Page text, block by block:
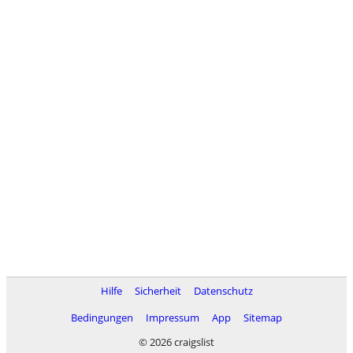
Hilfe Sicherheit
Datenschutz
Bedingungen
Impressum App
Sitemap
© 2026 craigslist